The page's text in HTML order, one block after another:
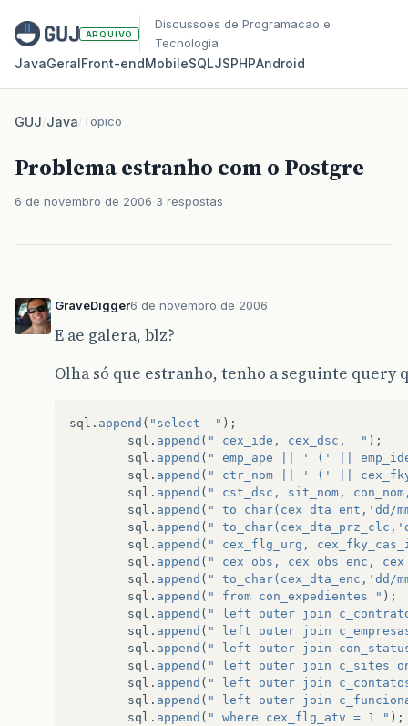
ARQUIVO
Discussoes de Programacao e
Tecnologia
JavaGeralFront‑endMobileSQLJSPHPAndroid
GUJ/Java/Topico
Problema estranho com o Postgre
6 de novembro de 2006 3 respostas
GraveDigger6 de novembro de 2006
E ae galera, blz?
Olha só que estranho, tenho a seguinte query
sql . append ( "select  " );
sql . append ( " cex_ide, cex_dsc,  " );
sql . append ( " emp_ape || ' (' ||
sql . append ( " ctr_nom || ' (' ||
sql . append ( " cst_dsc, sit_nom,
sql . append ( " to_char(cex_dta_ent,'dd/
sql . append ( "
sql . append ( " cex_flg_urg,
sql . append ( " cex_obs, cex_obs_enc,
sql . append ( " to_char(cex_dta_enc,'dd/
sql . append ( " from con_expedientes " );
sql . append ( " left outer join
sql . append ( " left outer join
sql . append ( " left outer join
sql . append ( " left outer join c_sites
sql . append ( " left outer join c_contatos
sql . append ( " left outer join
sql . append ( " where cex_flg_atv = 1 " );